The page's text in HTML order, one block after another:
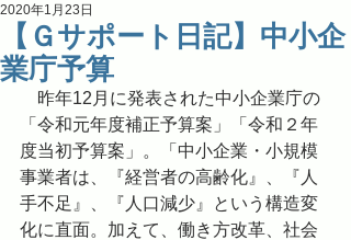
【Ｇサポート日記】中小企
業庁予算
2020年1月23日
昨年12月に発表された中小企業庁の
「令和元年度補正予算案」「令和２年
度当初予算案」。「中⼩企業・⼩規模
事業者は、『経営者の⾼齢化』、『⼈
⼿不⾜』、『⼈⼝減少』という構造変
化に直⾯。加えて、働き⽅改⾰、社会